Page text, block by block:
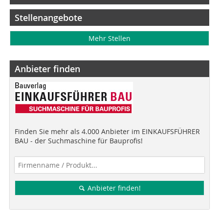
Stellenangebote
Mehr Stellen
Anbieter finden
Finden Sie mehr als 4.000 Anbieter im EINKAUFSFÜHRER
BAU - der Suchmaschine für Bauprofis!
Anbieter finden!